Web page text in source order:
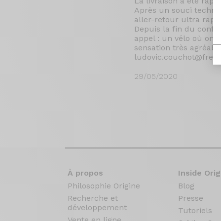
Après un souci
aller-retour ultra
Depuis la fin du
appel : un vélo où on
sensation très
29/05/2020
À propos
Philosophie Origine
Recherche et
développement
Inside
Blog
Presse
Tutoriels